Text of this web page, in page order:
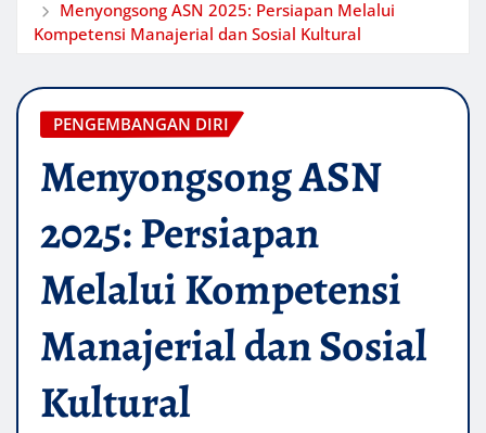
Menyongsong ASN 2025: Persiapan Melalui
Kompetensi Manajerial dan Sosial Kultural
PENGEMBANGAN DIRI
Menyongsong ASN
2025: Persiapan
Melalui Kompetensi
Manajerial dan Sosial
Kultural